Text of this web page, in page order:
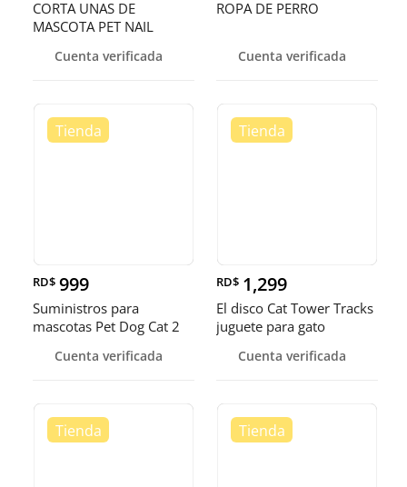
CORTA UNAS DE
MASCOTA PET NAIL
Cuenta verificada
ROPA DE PERRO
Cuenta verificada
RD$ 999
Suministros para
mascotas Pet Dog Cat 2
automático
Cuenta verificada
RD$ 1,299
El disco Cat Tower Tracks
juguete para gato
Cuenta verificada